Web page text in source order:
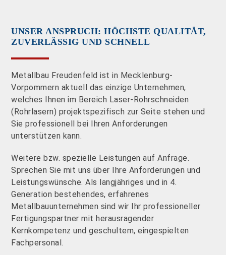
UNSER ANSPRUCH: HÖCHSTE QUALITÄT,
ZUVERLÄSSIG UND SCHNELL
Metallbau Freudenfeld ist in Mecklenburg-
Vorpommern aktuell das einzige Unternehmen,
welches Ihnen im Bereich Laser-Rohrschneiden
(Rohrlasern) projektspezifisch zur Seite stehen und
Sie professionell bei Ihren Anforderungen
unterstützen kann.
Weitere bzw. spezielle Leistungen auf Anfrage.
Sprechen Sie mit uns über Ihre Anforderungen und
Leistungswünsche. Als langjähriges und in 4.
Generation bestehendes, erfahrenes
Metallbauunternehmen sind wir Ihr professioneller
Fertigungspartner mit herausragender
Kernkompetenz und geschultem, eingespielten
Fachpersonal.